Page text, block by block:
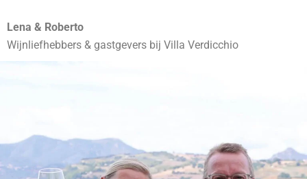
Lena & Roberto
Wijnliefhebbers & gastgevers bij Villa Verdicchio